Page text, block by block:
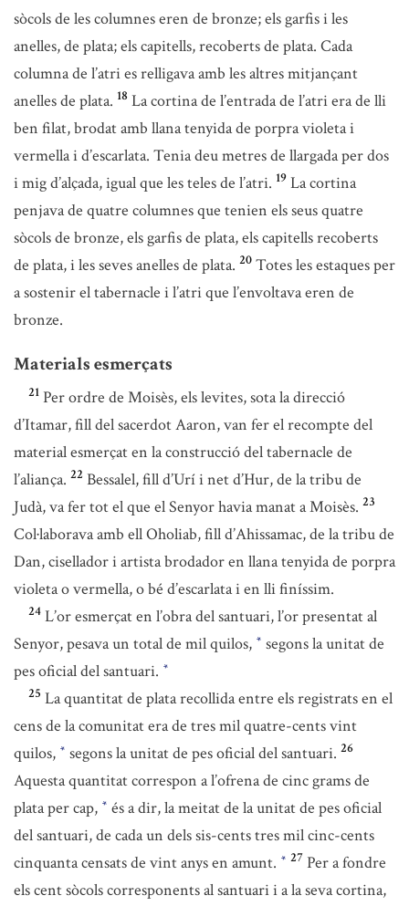
sòcols de les columnes eren de bronze; els garfis i les
anelles, de plata; els capitells, recoberts de plata. Cada
columna de l’atri es relligava amb les altres mitjançant
anelles de plata. 18 La cortina de l’entrada de l’atri era de lli
ben filat, brodat amb llana tenyida de porpra violeta i
vermella i d’escarlata. Tenia deu metres de llargada per dos
i mig d’alçada, igual que les teles de l’atri. 19 La cortina
penjava de quatre columnes que tenien els seus quatre
sòcols de bronze, els garfis de plata, els capitells recoberts
de plata, i les seves anelles de plata. 20 Totes les estaques per
a sostenir el tabernacle i l’atri que l’envoltava eren de
bronze.
Materials esmerçats
21 Per ordre de Moisès, els levites, sota la direcció
d’Itamar, fill del sacerdot Aaron, van fer el recompte del
material esmerçat en la construcció del tabernacle de
l’aliança. 22 Bessalel, fill d’Urí i net d’Hur, de la tribu de
Judà, va fer tot el que el Senyor havia manat a Moisès. 23
Col·laborava amb ell Oholiab, fill d’Ahissamac, de la tribu de
Dan, cisellador i artista brodador en llana tenyida de porpra
violeta o vermella, o bé d’escarlata i en lli finíssim.
24 L’or esmerçat en l’obra del santuari, l’or presentat al
Senyor, pesava un total de mil quilos, * segons la unitat de
pes oficial del santuari. *
25 La quantitat de plata recollida entre els registrats en el
cens de la comunitat era de tres mil quatre-cents vint
quilos, * segons la unitat de pes oficial del santuari. 26
Aquesta quantitat correspon a l’ofrena de cinc grams de
plata per cap, * és a dir, la meitat de la unitat de pes oficial
del santuari, de cada un dels sis-cents tres mil cinc-cents
cinquanta censats de vint anys en amunt. * 27 Per a fondre
els cent sòcols corresponents al santuari i a la seva cortina,